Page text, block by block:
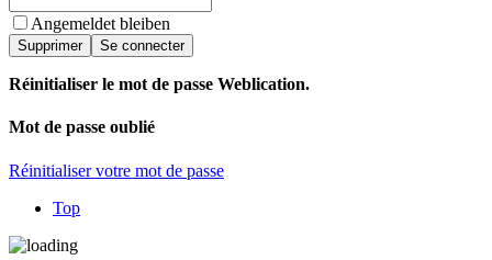
Angemeldet bleiben
Supprimer Se connecter
Réinitialiser le mot de passe Weblication.
Mot de passe oublié
Réinitialiser votre mot de passe
Top